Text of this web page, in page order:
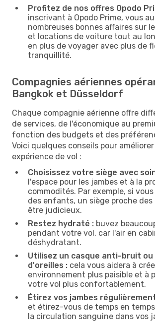
Profitez de nos offres Opodo
inscrivant à Opodo Prime, vous
nombreuses bonnes affaires sur
et locations de voiture tout au
en plus de voyager avec plus de
tranquillité.
Compagnies aériennes
Bangkok et Düsseldorf
Chaque compagnie aérienne offre
de services, de l'économique au
fonction des budgets et des
Voici quelques conseils pour
expérience de vol :
Choisissez votre siège avec
l'espace pour les jambes et à la
commodités. Par exemple, si
des enfants, un siège proche
être judicieux.
Restez hydraté : buvez
pendant votre vol, car l'air en
déshydratant.
Utilisez un casque anti-bruit ou
d'oreilles : cela vous aidera à
environnement plus paisible et à
votre vol plus confortablement.
Étirez vos jambes
et étirez-vous de temps en
la circulation sanguine dans vos